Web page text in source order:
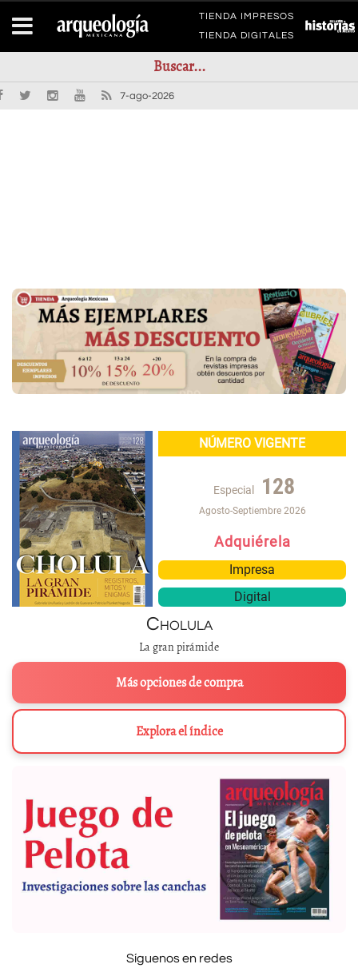
TIENDA IMPRESOS
TIENDA DIGITALES
7-ago-2026
NÚMERO VIGENTE
Especial 128
Agosto-Septiembre 2026
Adquiérela
Impresa
Digital
Cholula
La gran pirámide
Más opciones de compra
Explora el índice
Síguenos en redes